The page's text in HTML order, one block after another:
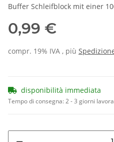
Buffer Schleifblock mit einer
0,99 €
compr. 19% IVA , più
disponibilità immediata
Tempo di consegna:2 - 3 giorni